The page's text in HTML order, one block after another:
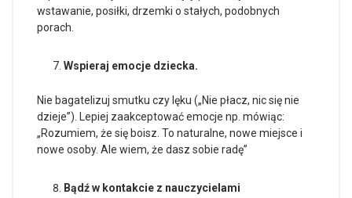
wstawanie, posiłki, drzemki o stałych, podobnych
porach.
Wspieraj emocje dziecka.
Nie bagatelizuj smutku czy lęku („Nie płacz, nic się nie
dzieje”). Lepiej zaakceptować emocje np. mówiąc:
„Rozumiem, że się boisz. To naturalne, nowe miejsce i
nowe osoby. Ale wiem, że dasz sobie radę”
Bądź w kontakcie z nauczycielami